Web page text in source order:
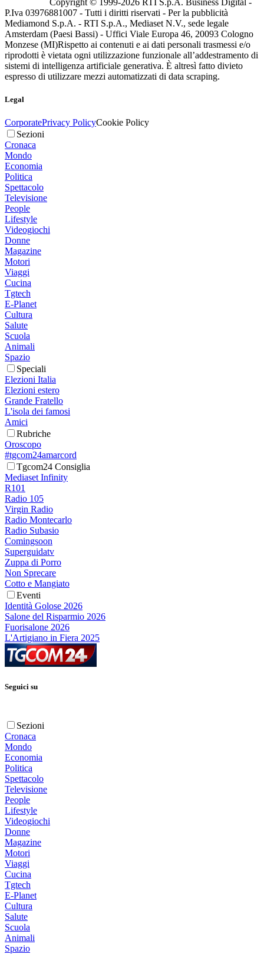
P.Iva 03976881007 - Tutti i diritti riservati - Per la pubblicità
Mediamond S.p.A. - RTI S.p.A., Mediaset N.V., sede legale
Amsterdam (Paesi Bassi) - Uffici Viale Europa 46, 20093 Cologno
Monzese (MI)Rispetto ai contenuti e ai dati personali trasmessi e/o
riprodotti è vietata ogni utilizzazione funzionale all’addestramento di
sistemi di intelligenza artificiale generativa. È altresì fatto divieto
espresso di utilizzare mezzi automatizzati di data scraping.
Legal
CorporatePrivacy PolicyCookie Policy
Sezioni
Cronaca
Mondo
Economia
Politica
Spettacolo
Televisione
People
Lifestyle
Videogiochi
Donne
Magazine
Motori
Viaggi
Cucina
Tgtech
E-Planet
Cultura
Salute
Scuola
Animali
Spazio
Speciali
Elezioni Italia
Elezioni estero
Grande Fratello
L'isola dei famosi
Amici
Rubriche
Oroscopo
#tgcom24amarcord
Tgcom24 Consiglia
Mediaset Infinity
R101
Radio 105
Virgin Radio
Radio Montecarlo
Radio Subasio
Comingsoon
Superguidatv
Zuppa di Porro
Non Sprecare
Cotto e Mangiato
Eventi
Identità Golose 2026
Salone del Risparmio 2026
Fuorisalone 2026
L'Artigiano in Fiera 2025
Seguici su
Sezioni
Cronaca
Mondo
Economia
Politica
Spettacolo
Televisione
People
Lifestyle
Videogiochi
Donne
Magazine
Motori
Viaggi
Cucina
Tgtech
E-Planet
Cultura
Salute
Scuola
Animali
Spazio